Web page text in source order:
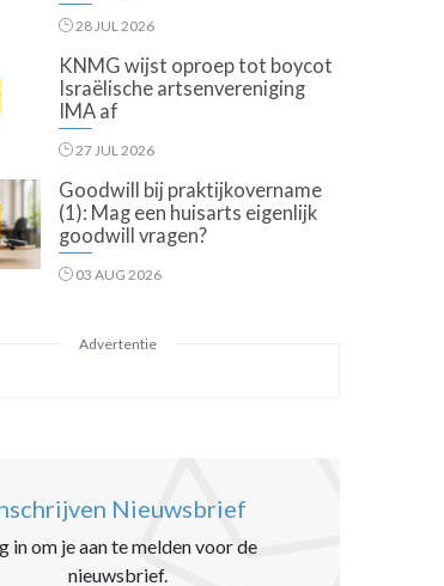
28 JUL 2026
KNMG wijst oproep tot boycot
Israëlische artsenvereniging
IMA af
27 JUL 2026
Goodwill bij praktijkovername
(1): Mag een huisarts eigenlijk
goodwill vragen?
03 AUG 2026
Advertentie
Nieuwsbrief
in om je aan te melden voor de
nieuwsbrief.